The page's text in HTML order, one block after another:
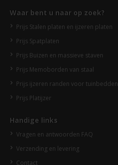
Waar bent u naar op zoek?
Prijs Stalen platen en ijzeren platen
Prijs Spatplaten
Prijs Buizen en massieve staven
Prijs Memoborden van staal
Prijs ijzeren randen voor tuinbedden
Prijs Platijzer
Handige links
Vragen en antwoorden FAQ
Verzending en levering
Contact